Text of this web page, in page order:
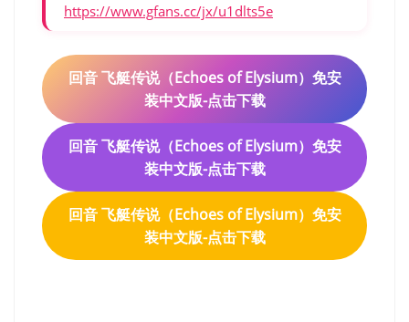
https://www.gfans.cc/jx/u1dlts5e
回音 飞艇传说（Echoes of Elysium）免安
装中文版-点击下载
回音 飞艇传说（Echoes of Elysium）免安
装中文版-点击下载
回音 飞艇传说（Echoes of Elysium）免安
装中文版-点击下载